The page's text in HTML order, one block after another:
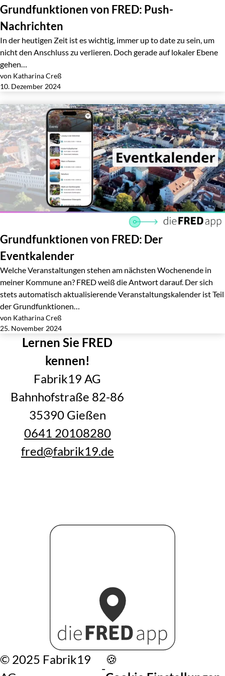
Grundfunktionen von FRED: Push-
Nachrichten
In der heutigen Zeit ist es wichtig, immer up to date zu sein, um
nicht den Anschluss zu verlieren. Doch gerade auf lokaler Ebene
gehen…
von Katharina Creß
10. Dezember 2024
Grundfunktionen von FRED: Der
Eventkalender
Welche Veranstaltungen stehen am nächsten Wochenende in
meiner Kommune an? FRED weiß die Antwort darauf. Der sich
stets automatisch aktualisierende Veranstaltungskalender ist Teil
der Grundfunktionen…
von Katharina Creß
25. November 2024
Lernen Sie FRED
kennen!
Fabrik19 AG
Bahnhofstraße 82-86
35390 Gießen
0641 20108280
fred@fabrik19.de
©️ 2025 Fabrik19
-
🍪